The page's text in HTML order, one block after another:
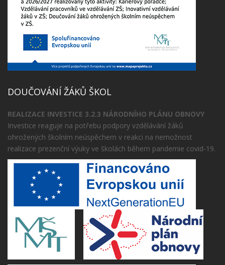
DOUČOVÁNÍ ŽÁKŮ ŠKOL
REALIZACE INVESTICE 3.2.3 NÁRODNÍHO PLÁNU OBNOVY
Investice reaguje na potřebu podpory vzdělávání žáků
ohrožených školním neúspěchem v reakci na nemožnost
realizace prezenční výuky ve školách během pandemie covid-19.